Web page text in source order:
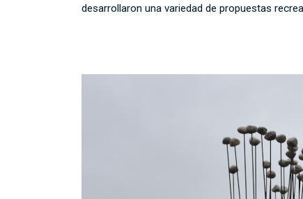
desarrollaron una variedad de propuestas